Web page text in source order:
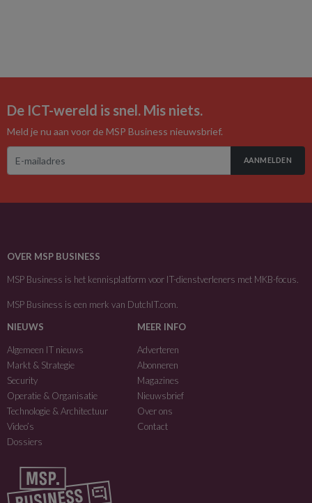
De ICT-wereld is snel. Mis niets.
Meld je nu aan voor de MSP Business nieuwsbrief.
AANMELDEN
OVER MSP BUSINESS
MSP Business is het kennisplatform voor IT-dienstverleners met MKB-focus.
MSP Business is een merk van DutchIT.com.
NIEUWS
Algemeen IT nieuws
Markt & Strategie
Security
Operatie & Organisatie
Technologie & Architectuur
Video’s
Dossiers
MEER INFO
Adverteren
Abonneren
Magazines
Nieuwsbrief
Over ons
Contact